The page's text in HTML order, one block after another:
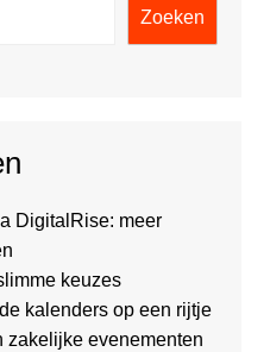
Zoeken
DigitalRise: meer
keuzes
kalenders op een rijtje
zakelijke evenementen